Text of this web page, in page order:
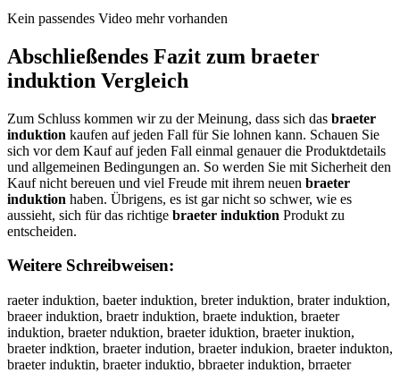
Kein passendes Video mehr vorhanden
Abschließendes Fazit zum braeter
induktion Vergleich
Zum Schluss kommen wir zu der Meinung, dass sich das braeter
induktion kaufen auf jeden Fall für Sie lohnen kann. Schauen Sie
sich vor dem Kauf auf jeden Fall einmal genauer die Produktdetails
und allgemeinen Bedingungen an. So werden Sie mit Sicherheit den
Kauf nicht bereuen und viel Freude mit ihrem neuen braeter
induktion haben. Übrigens, es ist gar nicht so schwer, wie es
aussieht, sich für das richtige braeter induktion Produkt zu
entscheiden.
Weitere Schreibweisen:
raeter induktion, baeter induktion, breter induktion, brater induktion,
braeer induktion, braetr induktion, braete induktion, braeter
induktion, braeter nduktion, braeter iduktion, braeter inuktion,
braeter indktion, braeter indution, braeter indukion, braeter indukton,
braeter induktin, braeter induktio, bbraeter induktion, brraeter